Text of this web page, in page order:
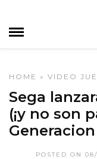
HOME » VIDEO
Sega
(¡y no son
POSTED ON